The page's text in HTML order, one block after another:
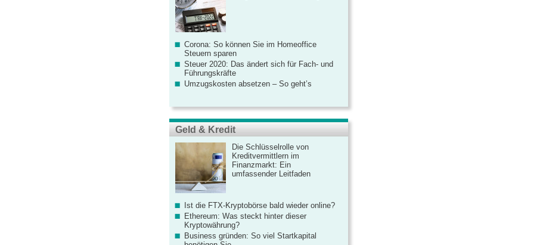
Corona: So können Sie im Homeoffice
Steuern sparen
Steuer 2020: Das ändert sich für Fach- und
Führungskräfte
Umzugskosten absetzen – So geht’s
Geld & Kredit
Die Schlüsselrolle von
Kreditvermittlern im
Finanzmarkt: Ein
umfassender Leitfaden
Ist die FTX-Kryptobörse bald wieder online?
Ethereum: Was steckt hinter dieser
Kryptowährung?
Business gründen: So viel Startkapital